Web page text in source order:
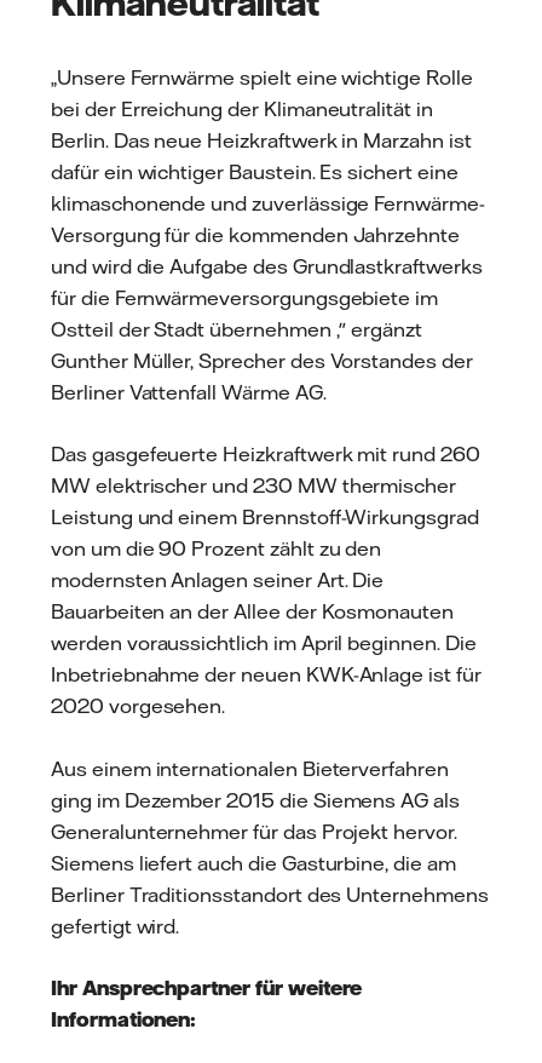
„Unsere Fernwärme spielt eine wichtige Rolle
bei der Erreichung der Klimaneutralität in
Berlin. Das neue Heizkraftwerk in Marzahn ist
dafür ein wichtiger Baustein. Es sichert eine
klimaschonende und zuverlässige Fernwärme-
Versorgung für die kommenden Jahrzehnte
und wird die Aufgabe des Grundlastkraftwerks
für die Fernwärmeversorgungsgebiete im
Ostteil der Stadt übernehmen ," ergänzt
Gunther Müller, Sprecher des Vorstandes der
Berliner Vattenfall Wärme AG.
Das gasgefeuerte Heizkraftwerk mit rund 260
MW elektrischer und 230 MW thermischer
Leistung und einem Brennstoff-Wirkungsgrad
von um die 90 Prozent zählt zu den
modernsten Anlagen seiner Art. Die
Bauarbeiten an der Allee der Kosmonauten
werden voraussichtlich im April beginnen. Die
Inbetriebnahme der neuen KWK-Anlage ist für
2020 vorgesehen.
Aus einem internationalen Bieterverfahren
ging im Dezember 2015 die Siemens AG als
Generalunternehmer für das Projekt hervor.
Siemens liefert auch die Gasturbine, die am
Berliner Traditionsstandort des Unternehmens
gefertigt wird.
Ihr Ansprechpartner für weitere
Informationen: